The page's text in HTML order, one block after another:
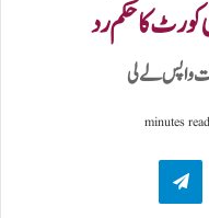
کا حکم رد
واپس لے لی
WhatsApp